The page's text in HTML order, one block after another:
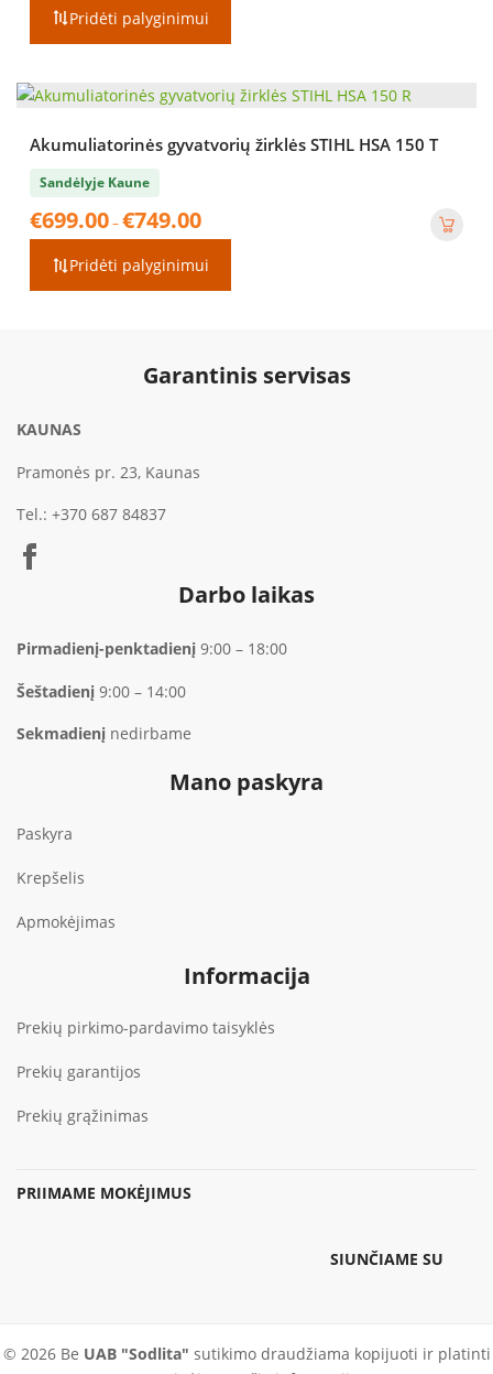
Pridėti palyginimui
Akumuliatorinės gyvatvorių žirklės STIHL HSA 150 T
Sandėlyje Kaune
€699.00–€749.00
€699.00
through
Pridėti palyginimui
Garantinis servisas
KAUNAS
Pramonės pr. 23, Kaunas
Tel.: +370 687 84837
Darbo laikas
Pirmadienį-penktadienį 9:00 – 18:00
Šeštadienį 9:00 – 14:00
Sekmadienį nedirbame
Mano paskyra
Paskyra
Krepšelis
Apmokėjimas
Informacija
Prekių pirkimo-pardavimo taisyklės
Prekių garantijos
Prekių grąžinimas
PRIIMAME MOKĖJIMUS
SIUNČIAME SU
© 2026 Be UAB "Sodlita" sutikimo draudžiama kopijuoti ir platinti